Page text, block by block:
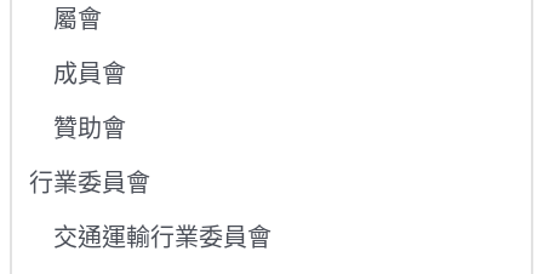
屬會
成員會
贊助會
行業委員會
交通運輸行業委員會